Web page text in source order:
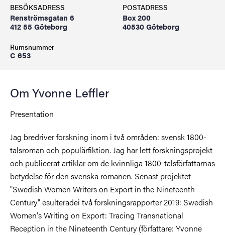
BESÖKSADRESS
Renströmsgatan 6
412 55 Göteborg
Rumsnummer
C 653
POSTADRESS
Box 200
40530 Göteborg
Om Yvonne Leffler
Presentation
Jag bredriver forskning inom i två områden: svensk 1800-
talsroman och populärfiktion. Jag har lett forskningsprojekt
och publicerat artiklar om de kvinnliga 1800-talsförfattarnas
betydelse för den svenska romanen. Senast projektet
"Swedish Women Writers on Export in the Nineteenth
Century" esulteradei två forskningsrapporter 2019: Swedish
Women's Writing on Export: Tracing Transnational
Reception in the Nineteenth Century (författare: Yvonne